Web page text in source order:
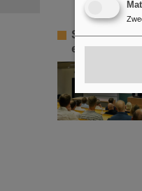
Sensoren
entwickeln